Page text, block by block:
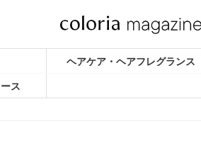
ヘアケア・ヘアフレグランス
ス